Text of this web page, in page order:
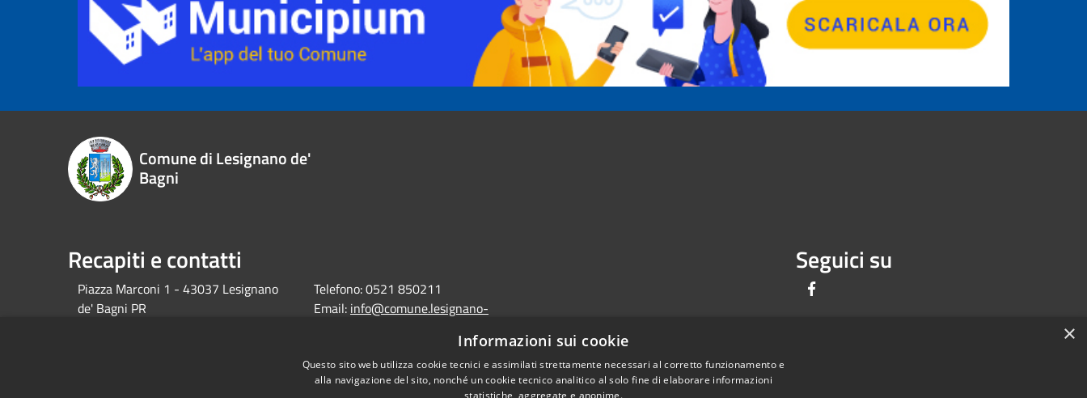
Comune di Lesignano de'
Bagni
Recapiti e contatti
Piazza Marconi 1 - 43037 Lesignano
de' Bagni PR
Telefono:0521 850211
Email: info@comune.lesignano-
protocollo@postacert.comune.lesignano-
debagni.pr.it
Seguici su
×
Informazioni sui cookie
Questo sito web utilizza cookie tecnici e assimilati strettamente necessari al corretto funzionamento e
alla navigazione del sito, nonché un cookie tecnico analitico al solo fine di elaborare informazioni
statistiche, aggregate e anonime.